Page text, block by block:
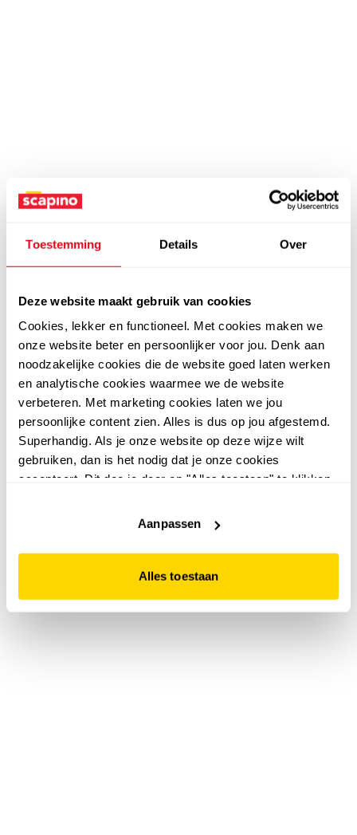
Toestemming Details Over
Deze website maakt gebruik van cookies
Cookies, lekker en functioneel. Met cookies maken we
onze website beter en persoonlijker voor jou. Denk aan
noodzakelijke cookies die de website goed laten werken
en analytische cookies waarmee we de website
verbeteren. Met marketing cookies laten we jou
persoonlijke content zien. Alles is dus op jou afgestemd.
Superhandig. Als je onze website op deze wijze wilt
gebruiken, dan is het nodig dat je onze cookies
accepteert. Dit doe je door op "Alles toestaan" te klikken.
website niet optimaal functioneert.
Aanpassen
Alles toestaan